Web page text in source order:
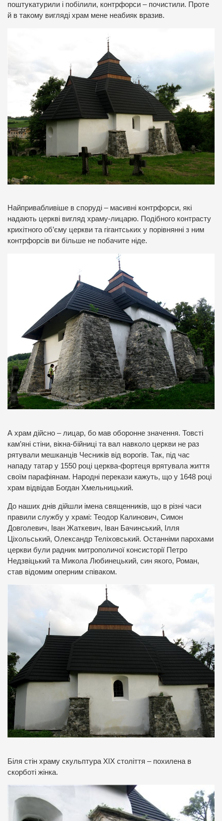
поштукатурили і побілили, контрфорси – почистили. Проте
й в такому вигляді храм мене неабияк вразив.
Найпривабливіше в споруді – масивні контрфорси, які
надають церкві вигляд храму-лицарю. Подібного контрасту
крихітного об’єму церкви та гігантських у порівнянні з ним
контрфорсів ви більше не побачите ніде.
А храм дійсно – лицар, бо мав оборонне значення. Товсті
кам’яні стіни, вікна-бійниці та вал навколо церкви не раз
рятували мешканців Чесників від ворогів. Так, під час
нападу татар у 1550 році церква-фортеця врятувала життя
своїм парафіянам. Народні перекази кажуть, що у 1648 році
храм відвідав Богдан Хмельницький.
До наших днів дійшли імена священників, що в різні часи
правили службу у храмі: Теодор Калинович, Симон
Довголевич, Іван Жаткевич, Іван Бачинський, Ілля
Ціхольський, Олександр Теліховський. Останніми парохами
церкви були радник митрополичої консисторії Петро
Недзвіцький та Микола Любинецький, син якого, Роман,
став відомим оперним співаком.
Біля стін храму скульптура ХІХ століття – похилена в
скорботі жінка.